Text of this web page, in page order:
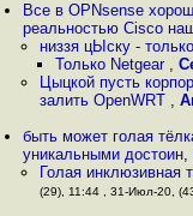
Все в OPNsense
реальностью Cisco
низзя цЫску -
Только Netgear ,
Цыцкой пусть
залить OpenWRT ,
быть может голая
уникальными достоин,
Голая инклюзивная
(29), 11:44 , 31-Июл-20,